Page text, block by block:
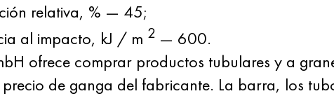
relativa, % — 45;
al impacto, kJ / m 2— 600.
ofrece comprar productos tubulares y a
de ganga del fabricante. La barra, los